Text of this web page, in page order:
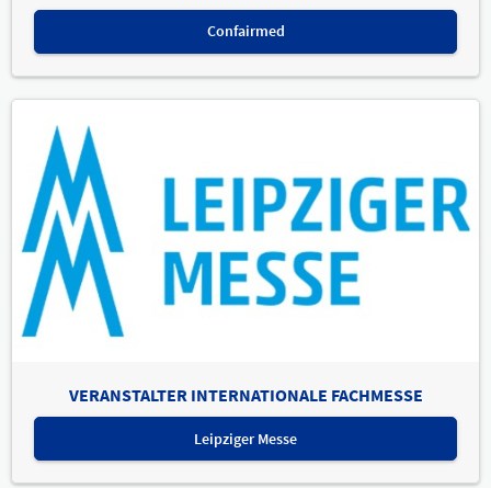
Confairmed
VERANSTALTER INTERNATIONALE FACHMESSE
Leipziger Messe